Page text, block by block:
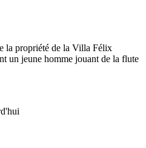
la propriété de la Villa Félix
un jeune homme jouant de la flute